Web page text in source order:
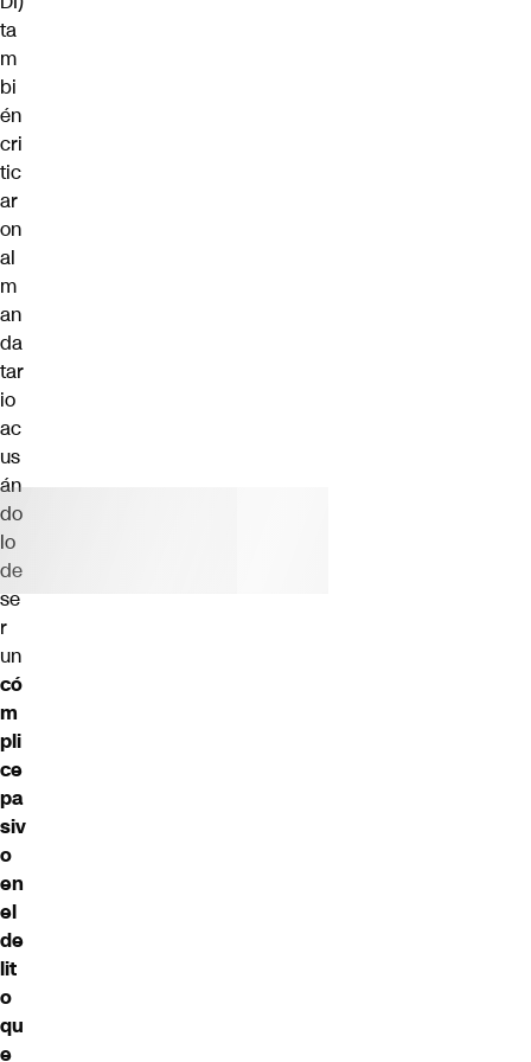
ta
m
bi
én
cri
tic
ar
on
al
m
an
da
tar
io
ac
us
án
do
lo
de
se
r
un
có
m
pli
ce
pa
siv
o
en
el
de
lit
o
qu
e